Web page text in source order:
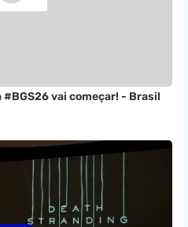
vai começar! - Brasil